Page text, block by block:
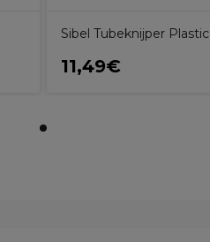
Sibel Tubeknijper Plastic
11,49€